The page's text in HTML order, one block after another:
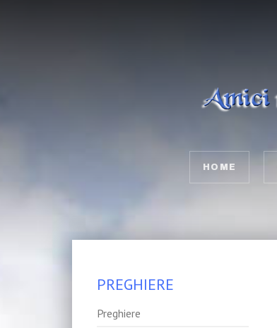
HOME
PREGHIERE
Preghiere